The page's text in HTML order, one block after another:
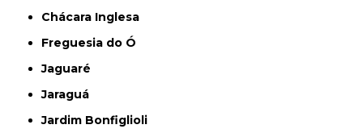
Chácara Inglesa
Freguesia do Ó
Jaguaré
Jaraguá
Jardim Bonfiglioli